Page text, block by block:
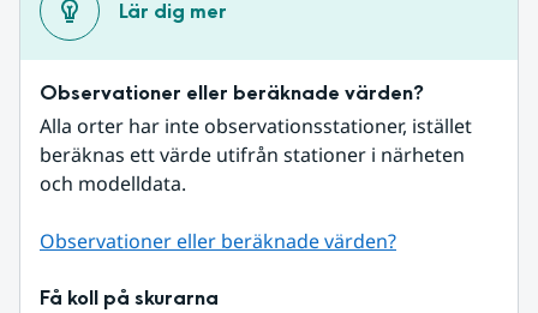
Lär dig mer
Observationer eller beräknade värden?
Alla orter har inte observationsstationer, istället
beräknas ett värde utifrån stationer i närheten
och modelldata.
Observationer eller beräknade värden?
Få koll på skurarna